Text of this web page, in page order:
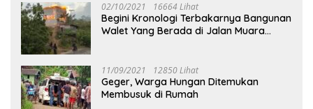
02/10/2021 16664 Lihat
Begini Kronologi Terbakarnya Bangunan
Walet Yang Berada di Jalan Muara
11/09/2021 12850 Lihat
Geger, Warga Hungan Ditemukan
Membusuk di Rumah